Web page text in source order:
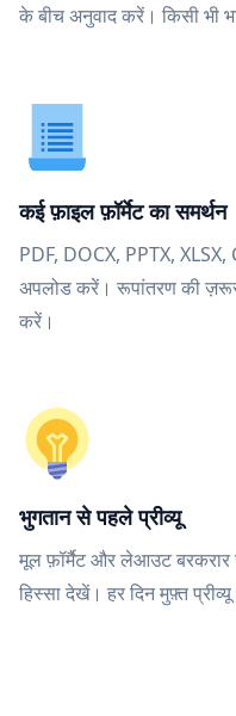
के बीच अनुवाद करें। किसी भी
कई फ़ाइल फ़ॉर्मेट का समर्थन
PDF, DOCX, PPTX,
अपलोड करें। रूपांतरण की
करें।
भुगतान से पहले प्रीव्यू
मूल फ़ॉर्मैट और लेआउट
हिस्सा देखें। हर दिन मुफ़्त